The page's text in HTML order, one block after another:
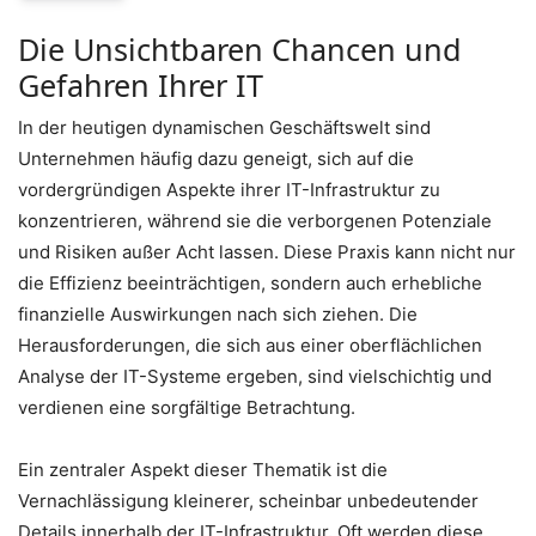
Die Unsichtbaren Chancen und
Gefahren Ihrer IT
In der heutigen dynamischen Geschäftswelt sind
Unternehmen häufig dazu geneigt, sich auf die
vordergründigen Aspekte ihrer IT-Infrastruktur zu
konzentrieren, während sie die verborgenen Potenziale
und Risiken außer Acht lassen. Diese Praxis kann nicht nur
die Effizienz beeinträchtigen, sondern auch erhebliche
finanzielle Auswirkungen nach sich ziehen. Die
Herausforderungen, die sich aus einer oberflächlichen
Analyse der IT-Systeme ergeben, sind vielschichtig und
verdienen eine sorgfältige Betrachtung.
Ein zentraler Aspekt dieser Thematik ist die
Vernachlässigung kleinerer, scheinbar unbedeutender